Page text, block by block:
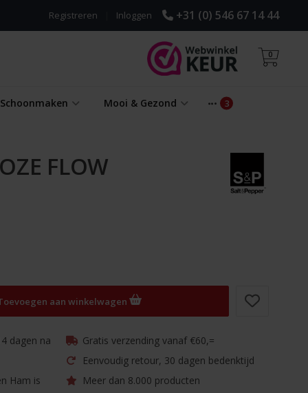
+31 (0) 546 67 14 44
Inloggen
Registreren
0
Mooi & Gezond
FLOW
aan winkelwagen
dagen na
Gratis verzending vanaf €60,=
Eenvoudig retour, 30 dagen bedenktijd
Ham is
Meer dan 8.000 producten